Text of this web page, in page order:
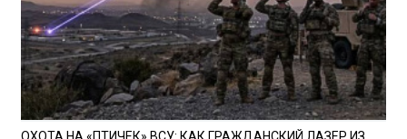
ОХОТА НА «ПТИЧЕК» ВСУ: КАК ГРАЖДАНСКИЙ ЛАЗЕР ИЗ